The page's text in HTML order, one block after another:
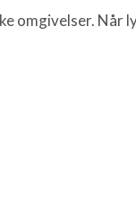
omgivelser. Når